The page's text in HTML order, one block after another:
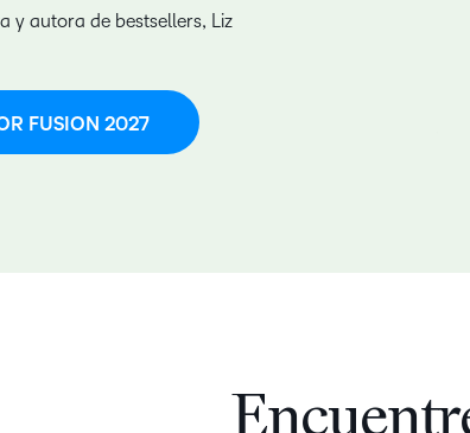
y autora de bestsellers, Liz
FUSION 2027